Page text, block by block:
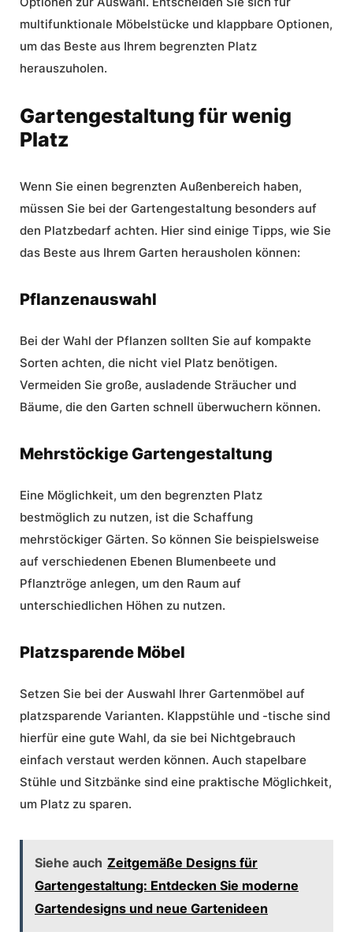
multifunktionale Möbelstücke und klappbare Optionen,
um das Beste aus Ihrem begrenzten Platz
herauszuholen.
Gartengestaltung für wenig
Platz
Wenn Sie einen begrenzten Außenbereich haben,
müssen Sie bei der Gartengestaltung besonders auf
den Platzbedarf achten. Hier sind einige Tipps, wie Sie
das Beste aus Ihrem Garten herausholen können:
Pflanzenauswahl
Bei der Wahl der Pflanzen sollten Sie auf kompakte
Sorten achten, die nicht viel Platz benötigen.
Vermeiden Sie große, ausladende Sträucher und
Bäume, die den Garten schnell überwuchern können.
Mehrstöckige Gartengestaltung
Eine Möglichkeit, um den begrenzten Platz
bestmöglich zu nutzen, ist die Schaffung
mehrstöckiger Gärten. So können Sie beispielsweise
auf verschiedenen Ebenen Blumenbeete und
Pflanztröge anlegen, um den Raum auf
unterschiedlichen Höhen zu nutzen.
Platzsparende Möbel
Setzen Sie bei der Auswahl Ihrer Gartenmöbel auf
platzsparende Varianten. Klappstühle und -tische sind
hierfür eine gute Wahl, da sie bei Nichtgebrauch
einfach verstaut werden können. Auch stapelbare
Stühle und Sitzbänke sind eine praktische Möglichkeit,
um Platz zu sparen.
Siehe auch Zeitgemäße Designs für
Gartengestaltung: Entdecken Sie moderne
Gartendesigns und neue Gartenideen